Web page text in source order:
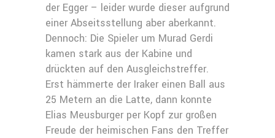
der Egger – leider wurde dieser aufgrund
einer Abseitsstellung aber aberkannt.
Dennoch: Die Spieler um Murad Gerdi
kamen stark aus der Kabine und
drückten auf den Ausgleichstreffer.
Erst hämmerte der Iraker einen Ball aus
25 Metern an die Latte, dann konnte
Elias Meusburger per Kopf zur großen
Freude der heimischen Fans den Treffer